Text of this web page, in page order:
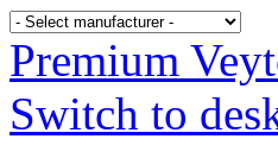
Premium
Switch to